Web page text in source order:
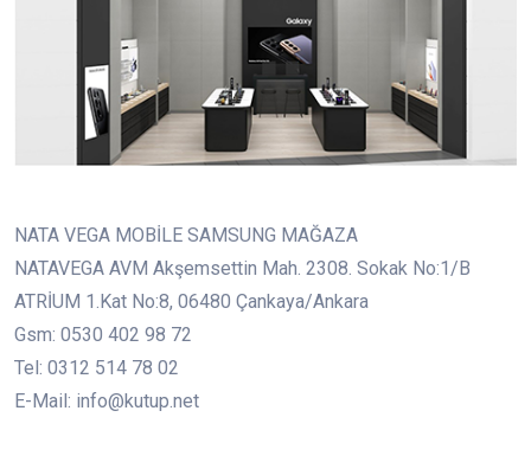
NATA VEGA MOBİLE SAMSUNG MAĞAZA
NATAVEGA AVM Akşemsettin Mah. 2308. Sokak No:1/B
ATRİUM 1.Kat No:8, 06480 Çankaya/Ankara
Gsm: 0530 402 98 72
Tel: 0312 514 78 02
E-Mail: info@kutup.net